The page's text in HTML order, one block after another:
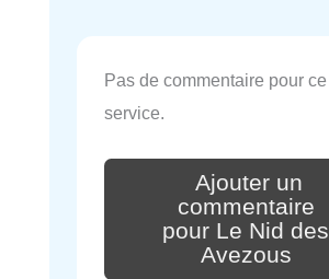
Pas de commentaire pour ce
service.
Ajouter un
commentaire
pour Le Nid des
Avezous